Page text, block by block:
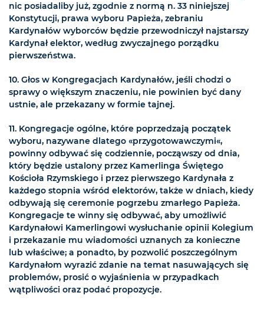
nic posiadaliby już, zgodnie z normą n. 33 niniejszej
Konstytucji, prawa wyboru Papieża, zebraniu
Kardynałów wyborców będzie przewodniczył najstarszy
Kardynał elektor, według zwyczajnego porządku
pierwszeństwa.
10. Głos w Kongregacjach Kardynałów, jeśli chodzi o
sprawy o większym znaczeniu, nie powinien być dany
ustnie, ale przekazany w formie tajnej.
11. Kongregacje ogólne, które poprzedzają początek
wyboru, nazywane dlatego «przygotowawczymi«,
powinny odbywać się codziennie, począwszy od dnia,
który będzie ustalony przez Kamerlinga Świętego
Kościoła Rzymskiego i przez pierwszego Kardynała z
każdego stopnia wśród elektorów, także w dniach, kiedy
odbywają się ceremonie pogrzebu zmarłego Papieża.
Kongregacje te winny się odbywać, aby umożliwić
Kardynałowi Kamerlingowi wysłuchanie opinii Kolegium
i przekazanie mu wiadomości uznanych za konieczne
lub właściwe; a ponadto, by pozwolić poszczególnym
Kardynałom wyrazić zdanie na temat nasuwających się
problemów, prosić o wyjaśnienia w przypadkach
wątpliwości oraz podać propozycje.